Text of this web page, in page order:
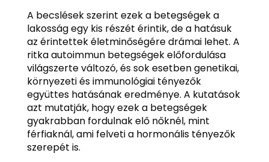
A becslések szerint ezek a betegségek a
lakosság egy kis részét érintik, de a hatásuk
az érintettek életminőségére drámai lehet. A
ritka autoimmun betegségek előfordulása
világszerte változó, és sok esetben genetikai,
környezeti és immunológiai tényezők
együttes hatásának eredménye. A kutatások
azt mutatják, hogy ezek a betegségek
gyakrabban fordulnak elő nőknél, mint
férfiaknál, ami felveti a hormonális tényezők
szerepét is.